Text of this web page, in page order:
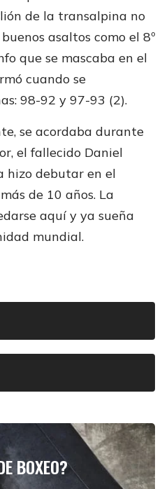
de la transalpina no
asaltos como el 8º
que se mascaba en el
cuando se
98-92 y 97-93 (2).
se acordaba durante
el fallecido Daniel
hizo debutar en el
de 10 años. La
aquí y ya sueña
mundial.
BOXEO?